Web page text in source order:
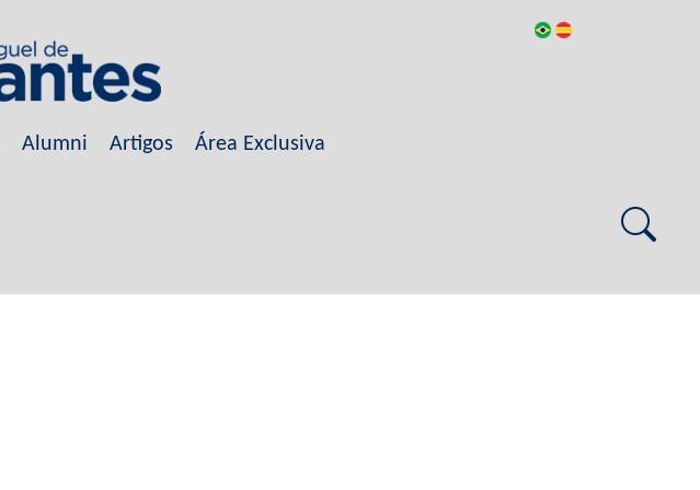
Alumni Artigos Área Exclusiva